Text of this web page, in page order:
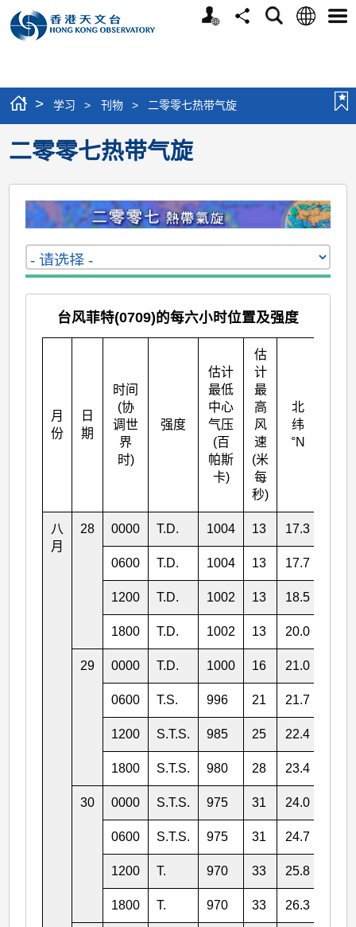
个
分
搜
语
选
> 学习 > 刊物 > 二零零七热带气旋
二零零七热带气旋
台风菲特(0709)的每六小时位置及强度
月
份
日
期
时间
(协
调世
界
时)
强度
估计
最低
中心
气压
(百
帕斯
卡)
估
计
最
高
风
速
(米
每
秒)
北
纬
°N
八
月
28 0000 T.D. 1004 13 17.3
0600 T.D. 1004 13 17.7
1200 T.D. 1002 13 18.5
1800 T.D. 1002 13 20.0
29 0000 T.D. 1000 16 21.0
0600 T.S. 996 21 21.7
1200 S.T.S. 985 25 22.4
1800 S.T.S. 980 28 23.4
30 0000 S.T.S. 975 31 24.0
0600 S.T.S. 975 31 24.7
1200 T. 970 33 25.8
1800 T. 970 33 26.3